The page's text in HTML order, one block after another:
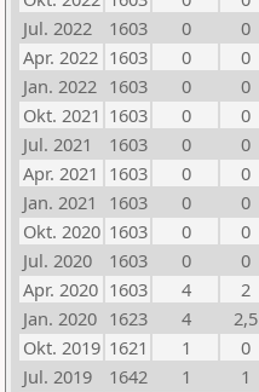
Jul. 2022
1603 0
0
Apr. 2022 1603 0
0
Jan. 2022 1603 0
0
Okt. 2021 1603 0
0
Jul. 2021
1603 0
0
Apr. 2021 1603 0
0
Jan. 2021
1603 0
0
Okt. 2020 1603 0
0
Jul. 2020
1603 0
0
Apr. 2020 1603 4
2
Jan. 2020 1623 4
2,5
Okt. 2019 1621 1
0
Jul. 2019
1642 1
1